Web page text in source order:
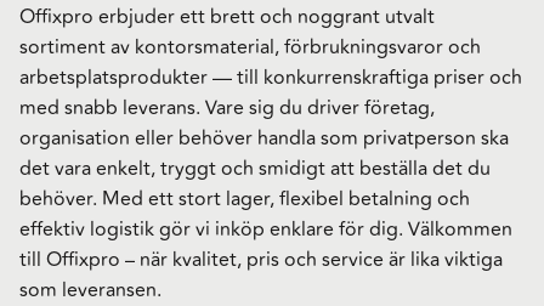
Offixpro erbjuder ett brett och noggrant utvalt
sortiment av kontorsmaterial, förbrukningsvaror och
arbetsplatsprodukter — till konkurrenskraftiga priser och
med snabb leverans. Vare sig du driver företag,
organisation eller behöver handla som privatperson ska
det vara enkelt, tryggt och smidigt att beställa det du
behöver. Med ett stort lager, flexibel betalning och
effektiv logistik gör vi inköp enklare för dig. Välkommen
till Offixpro – när kvalitet, pris och service är lika viktiga
som leveransen.